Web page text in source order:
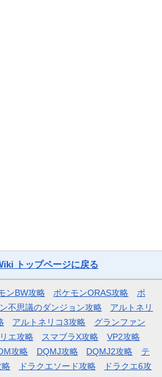
トップページに戻る
ンBW攻略 ポケモンORAS攻略
ポ
不思議のダンジョン攻略
アルトネリ
アルトネリコ3攻略
グランファン
エ攻略 スマブラX攻略
VP2攻略
攻略
DQMJ攻略 DQMJ2攻略
テ
略
ドラクエソード攻略
ドラクエ6攻